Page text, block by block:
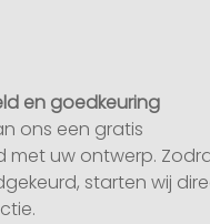
en goedkeuring
ons een gratis
met uw ontwerp.
starten wij